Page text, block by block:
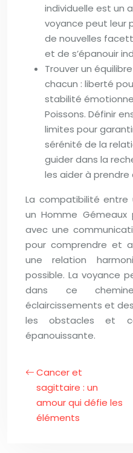
individuelle est un
voyance peut leur
de nouvelles
et de s’épanouir
Trouver un
chacun : liberté
stabilité
Poissons. Définir
limites pour
sérénité de la
guider dans la
les aider à prendre
La compatibilité entre
un Homme
avec une
pour comprendre et
une relation
possible. La voyance
dans ce
éclaircissements et
les obstacles et
épanouissante.
Cancer et
sagittaire : un
amour qui défie les
éléments